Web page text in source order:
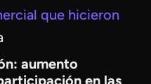
que hicieron
aumento
en las